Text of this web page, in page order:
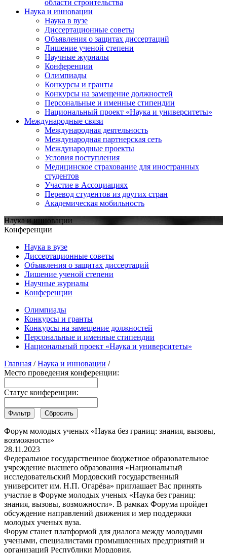
области строительства
Наука и инновации
Наука в вузе
Диссертационные советы
Объявления о защитах диссертаций
Лишение ученой степени
Научные журналы
Конференции
Олимпиады
Конкурсы и гранты
Конкурсы на замещение должностей
Персональные и именные стипендии
Национальный проект «Наука и университеты»
Международные связи
Международная деятельность
Международная партнерская сеть
Международные проекты
Условия поступления
Медицинское страхование для иностранных
студентов
Участие в Ассоциациях
Перевод студентов из других стран
Академическая мобильность
Наука и инновации
Конференции
Наука в вузе
Диссертационные советы
Объявления о защитах диссертаций
Лишение ученой степени
Научные журналы
Конференции
Олимпиады
Конкурсы и гранты
Конкурсы на замещение должностей
Персональные и именные стипендии
Национальный проект «Наука и университеты»
Главная /Наука и инновации /
Место проведения конференции:
Статус конференции:
Форум молодых ученых «Наука без границ: знания, вызовы,
возможности»
28.11.2023
Федеральное государственное бюджетное образовательное
учреждение высшего образования «Национальный
исследовательский Мордовский государственный
университет им. Н.П. Огарёва» приглашает Вас принять
участие в Форуме молодых ученых «Наука без границ:
знания, вызовы, возможности». В рамках Форума пройдет
обсуждение направлений движения и мер поддержки
молодых ученых вуза.
Форум станет платформой для диалога между молодыми
учеными, специалистами промышленных предприятий и
организаций Республики Мордовия.